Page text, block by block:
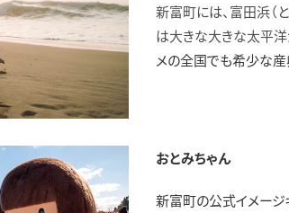
新富町には、富田浜（
は大きな大きな太平洋
メの全国でも希少な産
おとみちゃん
新富町の公式イメージ